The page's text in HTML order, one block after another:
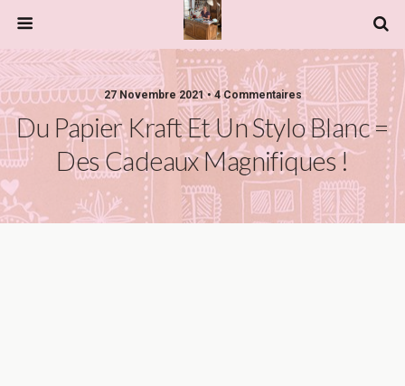
27 Novembre 2021 • 4 Commentaires
Du Papier Kraft Et Un Stylo Blanc =
Des Cadeaux Magnifiques !